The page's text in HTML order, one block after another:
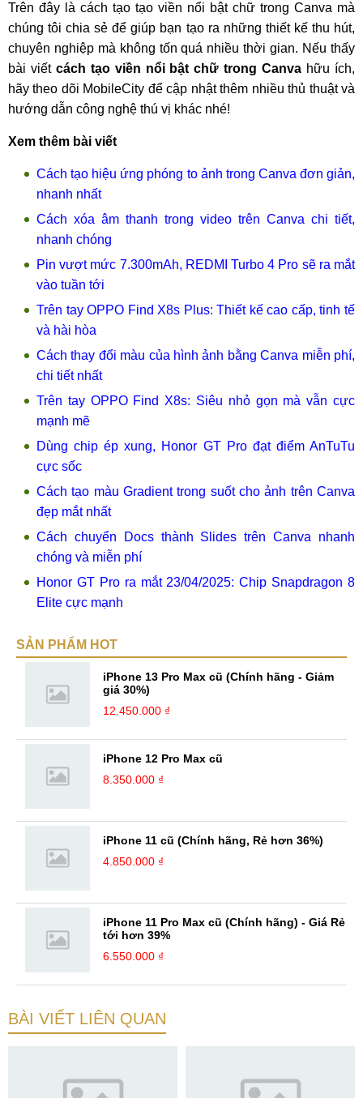
Trên đây là cách tạo tạo viền nổi bật chữ trong Canva mà
chúng tôi chia sẻ để giúp bạn tạo ra những thiết kế thu hút,
chuyên nghiệp mà không tốn quá nhiều thời gian. Nếu thấy
bài viết cách tạo viền nổi bật chữ trong Canva hữu ích,
hãy theo dõi MobileCity để cập nhật thêm nhiều thủ thuật và
hướng dẫn công nghệ thú vị khác nhé!
Xem thêm bài viết
Cách tạo hiệu ứng phóng to ảnh trong Canva đơn giản,
nhanh nhất
Cách xóa âm thanh trong video trên Canva chi tiết,
nhanh chóng
Pin vượt mức 7.300mAh, REDMI Turbo 4 Pro sẽ ra mắt
vào tuần tới
Trên tay OPPO Find X8s Plus: Thiết kế cao cấp, tinh tế
và hài hòa
Cách thay đổi màu của hình ảnh bằng Canva miễn phí,
chi tiết nhất
Trên tay OPPO Find X8s: Siêu nhỏ gọn mà vẫn cực
mạnh mẽ
Dùng chip ép xung, Honor GT Pro đạt điểm AnTuTu
cực sốc
Cách tạo màu Gradient trong suốt cho ảnh trên Canva
đẹp mắt nhất
Cách chuyển Docs thành Slides trên Canva nhanh
chóng và miễn phí
Honor GT Pro ra mắt 23/04/2025: Chip Snapdragon 8
Elite cực mạnh
SẢN PHẨM HOT
iPhone 13 Pro Max cũ (Chính hãng - Giảm
giá 30%)
12.450.000 ₫
iPhone 12 Pro Max cũ
8.350.000 ₫
iPhone 11 cũ (Chính hãng, Rẻ hơn 36%)
4.850.000 ₫
iPhone 11 Pro Max cũ (Chính hãng) - Giá Rẻ
tới hơn 39%
6.550.000 ₫
BÀI VIẾT LIÊN QUAN